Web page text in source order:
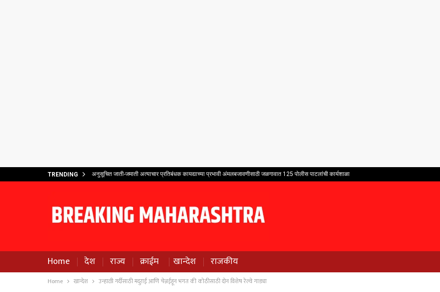
TRENDING अनुसूचित जाती-जमाती अत्याचार प्रतिबंधक कायद्याच्या प्रभावी अंमलबजावणीसाठी जळगावात 125 पोलीस पाटलांची कार्यशाळा
Home देश राज्य क्राईम खान्देश राजकीय
Home खान्देश उन्हाळी गर्दीसाठी मदुराई आणि चेन्नईहून भगत की कोठीसाठी दोन विशेष रेल्वे गाड्या